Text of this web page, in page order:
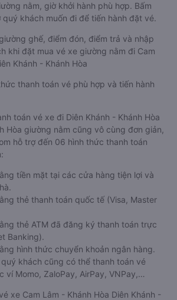
nằm, giờ khởi hành phù hợp. Bấm
khách muốn đi để tiến hành đặt vé.
ghế, điểm đón, điểm trả và nhập
khi đặt mua vé xe giường nằm đi Cam
Khánh - Khánh Hòa
thanh toán vé phù hợp và tiến hành
toán vé xe đi Diên Khánh - Khánh Hòa
Hòa giường nằm cũng vô cùng đơn giản,
hỗ trợ đến 06 hình thức thanh toán
tiền mặt tại các cửa hàng tiện lợi và
thẻ thanh toán quốc tế (Visa, Master
thẻ ATM đã đăng ký thanh toán trực
Banking).
hình thức chuyển khoản ngân hàng.
khách cũng có thể thanh toán vé
ví Momo, ZaloPay, AirPay, VNPay,…
xe Cam Lâm - Khánh Hòa Diên Khánh -